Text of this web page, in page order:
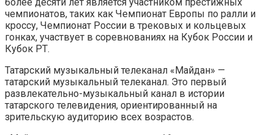
более десяти лет является участником престижных
чемпионатов, таких как Чемпионат Европы по ралли и
кроссу, Чемпионат России в трековых и кольцевых
гонках, участвует в соревнованиях на Кубок России и
Кубок РТ.
Татарский музыкальный телеканал «Майдан» —
татарский музыкальный телеканал. Это первый
развлекательно-музыкальный канал в истории
татарского телевидения, ориентированный на
зрительскую аудиторию всех возрастов.